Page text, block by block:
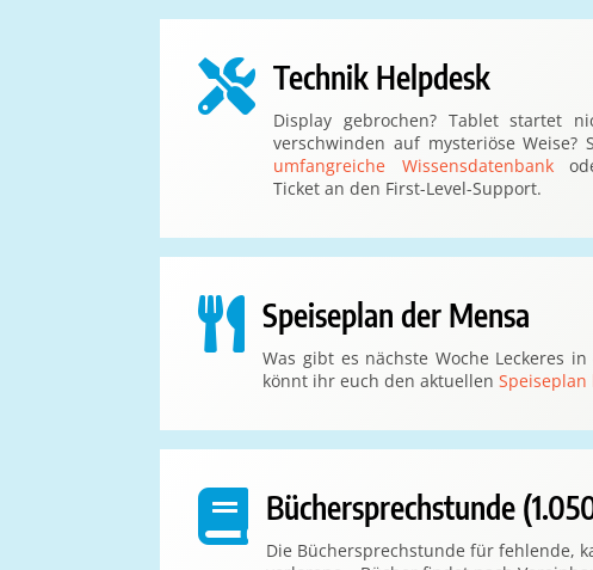
 Technik Helpdesk
Display gebrochen? Tablet startet
verschwinden auf mysteriöse Weise?
umfangreiche Wissensdatenbank
Ticket an den First-Level-Support.
 Speiseplan der Mensa
Was gibt es nächste Woche Leckeres
könnt ihr euch den aktuellen
 Büchersprechstunde
Die Büchersprechstunde für fehlende,